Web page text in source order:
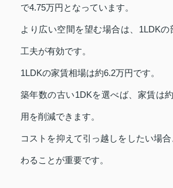
で4.75万円となっています。
より広い空間を望む場合は、1LDK
工夫が有効です。
1LDKの家賃相場は約6.2万円です。
築年数の古い1DKを選べば、家賃は
用を削減できます。
コストを抑えて引っ越しをしたい場
わることが重要です。